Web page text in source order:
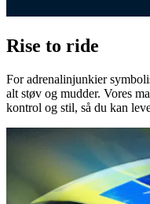
Rise to ride
For adrenalinjunkier
alt støv og mudder. Vores
kontrol og stil, så du kan